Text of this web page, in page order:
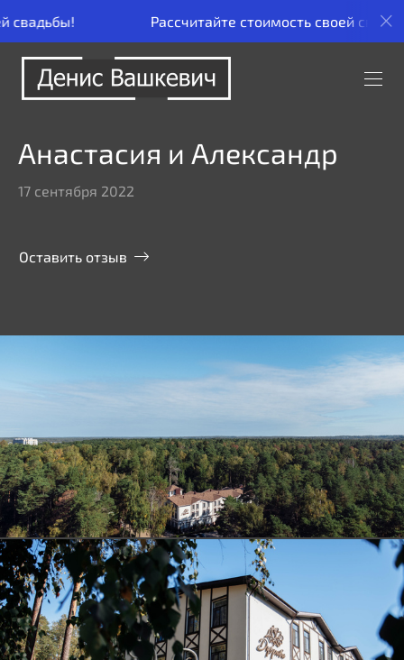
Рассчитайте стоимость своей свадьбы!
Анастасия и Александр
17 сентября 2022
Оставить отзыв